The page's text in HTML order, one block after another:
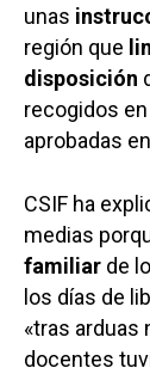
unas
región que
disposición
recogidos
aprobadas
CSIF ha
medias
familiar de
los días de
«tras arduas
docentes